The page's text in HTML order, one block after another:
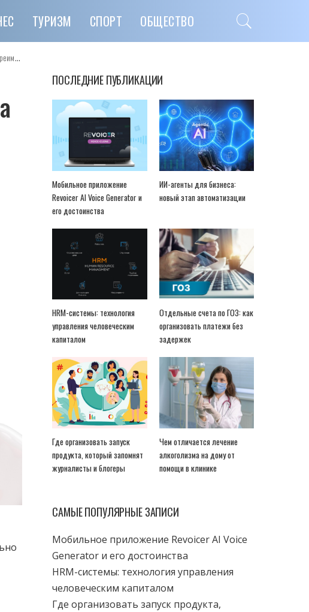
ТУРИЗМ СПОРТ ОБЩЕСТВО
ПОСЛЕДНИЕ ПУБЛИКАЦИИ
Мобильное приложение
Revoicer AI Voice Generator и
его достоинства
ИИ-агенты для бизнеса:
новый этап автоматизации
HRM-системы: технология
управления человеческим
капиталом
Отдельные счета по ГОЗ: как
организовать платежи без
задержек
Где организовать запуск
продукта, который запомнят
журналисты и блогеры
Чем отличается лечение
алкоголизма на дому от
помощи в клинике
САМЫЕ ПОПУЛЯРНЫЕ ЗАПИСИ
Мобильное приложение Revoicer AI Voice
Generator и его достоинства
HRM-системы: технология управления
человеческим капиталом
Где организовать запуск продукта,